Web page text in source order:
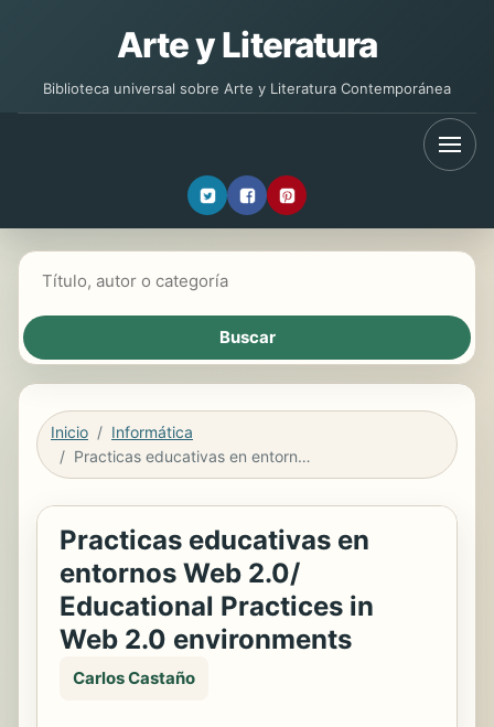
Arte y Literatura
Biblioteca universal sobre Arte y Literatura Contemporánea
Inicio
Informática
Practicas educativas en entornos Web 2.0/ Educational Practices in Web 2.0 environments
Practicas educativas en
entornos Web 2.0/
Educational Practices in
Web 2.0 environments
Carlos Castaño